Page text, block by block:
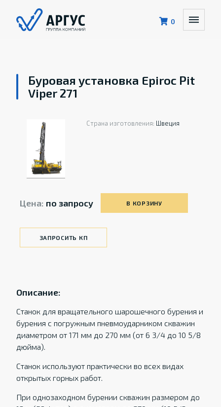
0
Буровая установка Epiroc Pit
Viper 271
Страна изготовления: Швеция
Цена: по запросу В КОРЗИНУ
ЗАПРОСИТЬ КП
Описание:
Станок для вращательного шарошечного бурения и
бурения с погружным пневмоударником скважин
диаметром от 171 мм до 270 мм (от 6 3/4 до 10 5/8
дюйма).
Станок используют практически во всех видах
открытых горных работ.
При однозаходном бурении скважин размером до